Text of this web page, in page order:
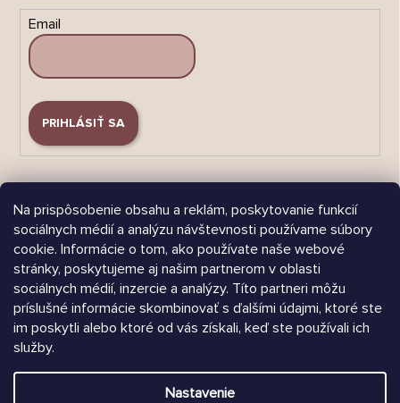
Na prispôsobenie obsahu a reklám, poskytovanie funkcií
sociálnych médií a analýzu návštevnosti používame súbory
cookie. Informácie o tom, ako používate naše webové
stránky, poskytujeme aj našim partnerom v oblasti
sociálnych médií, inzercie a analýzy. Títo partneri môžu
príslušné informácie skombinovať s ďalšími údajmi, ktoré ste
im poskytli alebo ktoré od vás získali, keď ste používali ich
služby.
Nastavenie
Email
PRIHLÁSIŤ SA
Árukereső.hu
Vytvoril Shoptet